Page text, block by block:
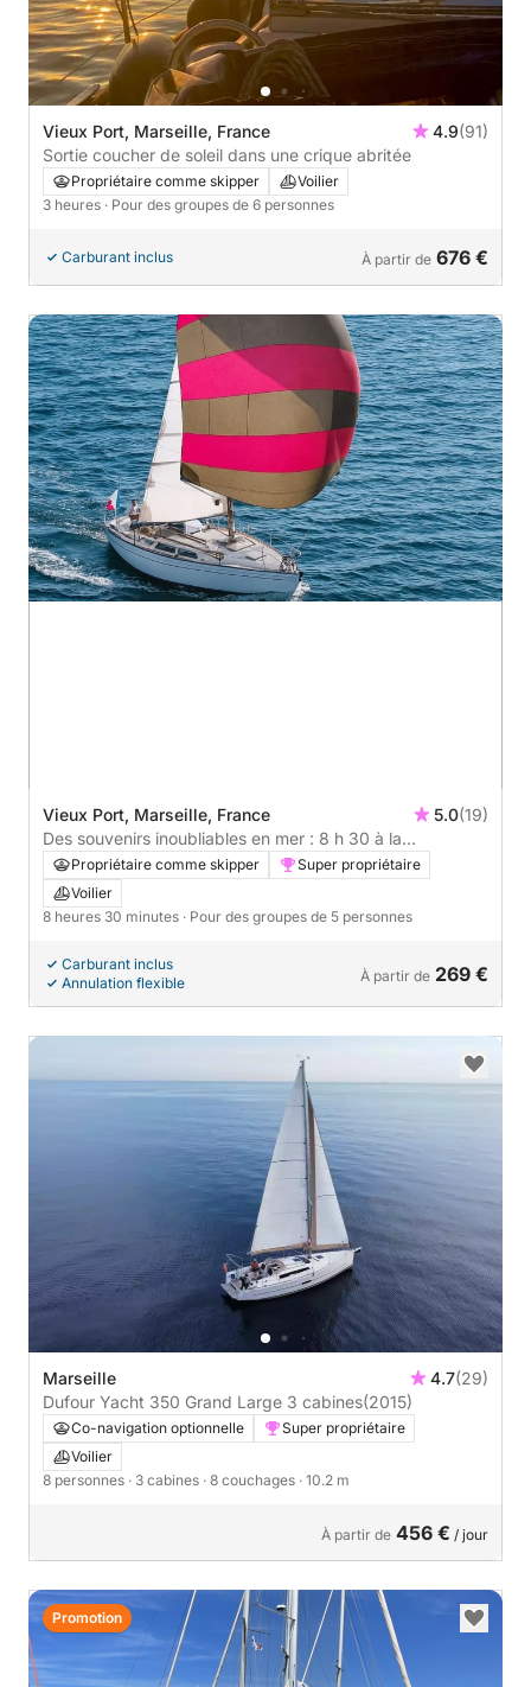
Vieux Port, Marseille, France 4.9(91)
Sortie coucher de soleil dans une crique abritée
Propriétaire comme skipper
Voilier
3 heures · Pour des groupes de 6 personnes
Carburant inclus À partir de 676 €
Vieux Port, Marseille, France 5.0(19)
Des souvenirs inoubliables en mer : 8 h 30 à la
découverte de Marseille
Propriétaire comme skipper
Super propriétaire
Voilier
8 heures 30 minutes · Pour des groupes de 5 personnes
Carburant inclus
Annulation flexible
À partir de 269 €
Marseille 4.7(29)
Dufour Yacht 350 Grand Large 3 cabines(2015)
Co-navigation optionnelle
Super propriétaire
Voilier
8 personnes · 3 cabines · 8 couchages · 10.2 m
À partir de 456 € / jour
Promotion